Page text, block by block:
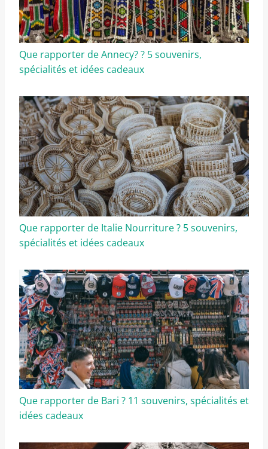
Que rapporter de Annecy? ? 5 souvenirs,
spécialités et idées cadeaux
Que rapporter de Italie Nourriture ? 5 souvenirs,
spécialités et idées cadeaux
Que rapporter de Bari ? 11 souvenirs, spécialités et
idées cadeaux